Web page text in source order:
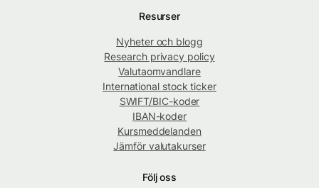
Resurser
Nyheter och blogg
Research privacy policy
Valutaomvandlare
International stock ticker
SWIFT/BIC-koder
IBAN-koder
Kursmeddelanden
Jämför valutakurser
Följ oss